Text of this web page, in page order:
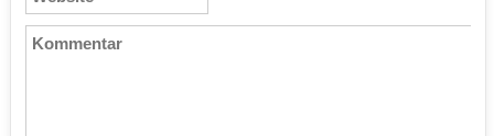
Kommentar